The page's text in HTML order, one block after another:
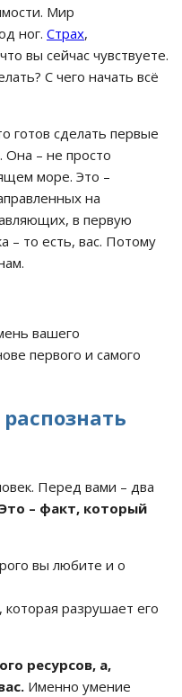
Мир
ног. Страх,
вы сейчас чувствуете.
С чего начать всё
готов сделать первые
Она – не просто
море. Это –
на
в первую
– то есть, вас. Потому
вашего
первого и самого
Перед вами – два
Это – факт, который
вы любите и о
, которая разрушает его
ресурсов, а,
Именно умение